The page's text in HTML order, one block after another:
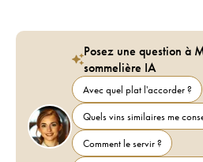
Posez une question à
sommelière IA
Avec quel plat l'accorder ?
Quels vins similaires me
Comment le servir ?